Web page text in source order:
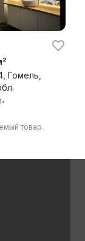
Гомель,
•
товар.